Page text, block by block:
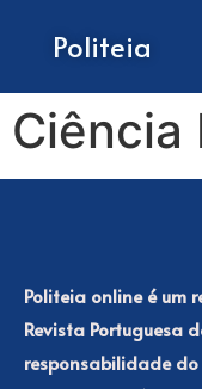
Politeia
Ciência
Politeia online é um
Revista Portuguesa
responsabilidade